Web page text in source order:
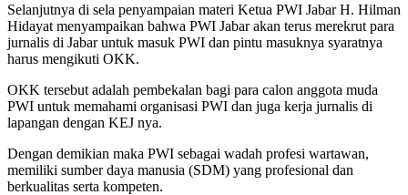
Selanjutnya di sela penyampaian materi Ketua PWI Jabar H. Hilman
Hidayat menyampaikan bahwa PWI Jabar akan terus merekrut para
jurnalis di Jabar untuk masuk PWI dan pintu masuknya syaratnya
harus mengikuti OKK.
OKK tersebut adalah pembekalan bagi para calon anggota muda
PWI untuk memahami organisasi PWI dan juga kerja jurnalis di
lapangan dengan KEJ nya.
Dengan demikian maka PWI sebagai wadah profesi wartawan,
memiliki sumber daya manusia (SDM) yang profesional dan
berkualitas serta kompeten.